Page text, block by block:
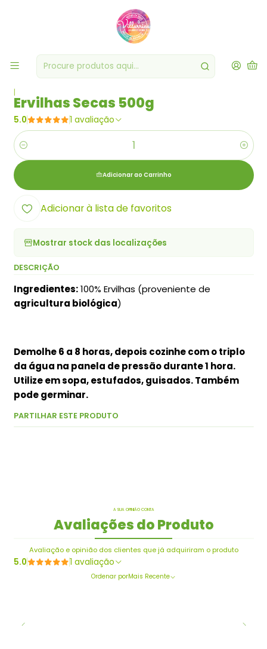
|
Ervilhas Secas 500g
5.0 1 avaliação
Quantidade
Adicionar ao Carrinho
Adicionar à lista de favoritos
Mostrar stock das localizações
DESCRIÇÃO
Ingredientes:100% Ervilhas (proveniente de
agricultura biológica)
Demolhe 6 a 8 horas, depois cozinhe com o triplo
da água na panela de pressão durante 1 hora.
Utilize em sopa, estufados, guisados. Também
pode germinar.
PARTILHAR ESTE PRODUTO
A SUA OPINIÃO CONTA
Avaliações do Produto
Avaliação e opinião dos clientes que já adquiriram o produto
5.0 1 avaliação
Ordenar porMais Recente